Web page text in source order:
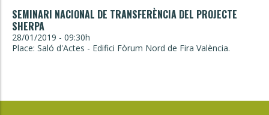
SEMINARI NACIONAL DE TRANSFERÈNCIA DEL PROJECTE
SHERPA
28/01/2019 - 09:30h
Place: Saló d'Actes - Edifici Fòrum Nord de Fira València.